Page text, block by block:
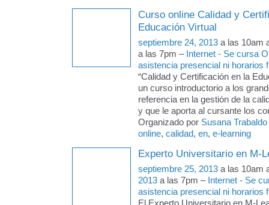
Curso online Calidad y
Educación Virtual
septiembre 24, 2013 a las 10am
a las 7pm – Internet - Se cursa
asistencia presencial ni horarios
“Calidad y Certificación en la
un curso introductorio a los
referencia en la gestión de la
y que le aporta al cursante los
Organizado por Susana Trabaldo
online, calidad, en, e-learning
Experto Universitario en M-
septiembre 25, 2013 a las 10am
2013 a las 7pm – Internet - Se
asistencia presencial ni horarios
El Experto Universitario en M-